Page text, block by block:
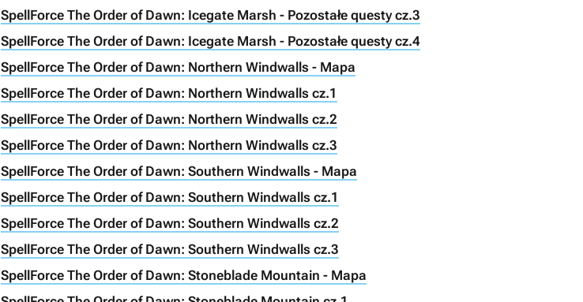
SpellForce The Order of Dawn: Icegate Marsh - Pozostałe questy cz.3
SpellForce The Order of Dawn: Icegate Marsh - Pozostałe questy cz.4
SpellForce The Order of Dawn: Northern Windwalls - Mapa
SpellForce The Order of Dawn: Northern Windwalls cz.1
SpellForce The Order of Dawn: Northern Windwalls cz.2
SpellForce The Order of Dawn: Northern Windwalls cz.3
SpellForce The Order of Dawn: Southern Windwalls - Mapa
SpellForce The Order of Dawn: Southern Windwalls cz.1
SpellForce The Order of Dawn: Southern Windwalls cz.2
SpellForce The Order of Dawn: Southern Windwalls cz.3
SpellForce The Order of Dawn: Stoneblade Mountain - Mapa